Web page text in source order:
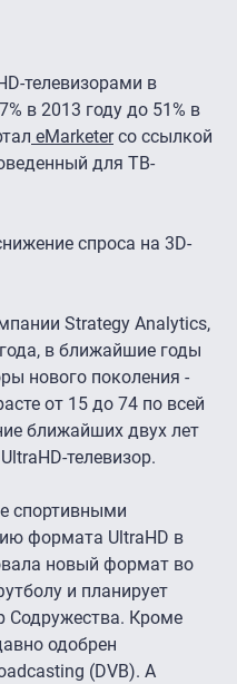
телевизорами в
в 2013 году до 51% в
eMarketerсо ссылкой
для ТВ-
спроса на 3D-
Strategy Analytics,
в ближайшие годы
нового поколения -
от 15 до 74 по всей
ближайших двух лет
телевизор.
спортивными
формата UltraHD в
новый формат во
и планирует
Содружества. Кроме
одобрен
(DVB). А